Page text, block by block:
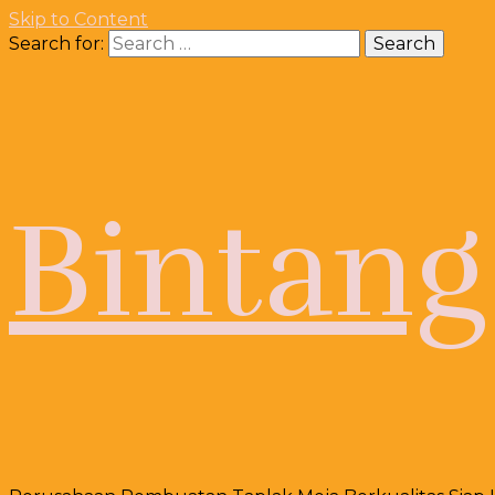
Skip to Content
Search for:
Bintang